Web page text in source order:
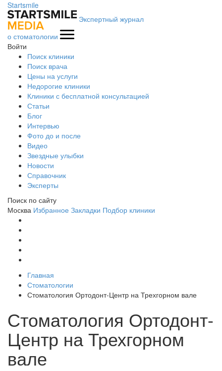
Startsmile
Экспертный журнал
о стоматологии
Войти
Поиск клиники
Поиск врача
Цены на услуги
Недорогие клиники
Клиники с бесплатной консультацией
Статьи
Блог
Интервью
Фото до и после
Видео
Звездные улыбки
Новости
Справочник
Эксперты
Поиск по сайту
Москва Избранное Закладки Подбор клиники
Главная
Стоматологии
Стоматология Ортодонт-Центр на Трехгорном вале
Стоматология Ортодонт-
Центр на Трехгорном
вале